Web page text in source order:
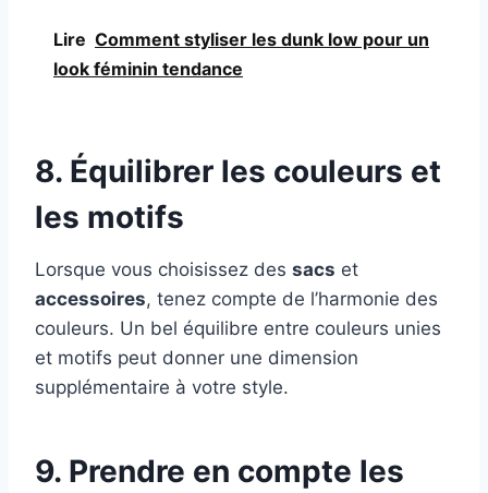
Lire Comment styliser les dunk low pour un
look féminin tendance
8. Équilibrer les couleurs et
les motifs
Lorsque vous choisissez des sacs et
accessoires, tenez compte de l’harmonie des
couleurs. Un bel équilibre entre couleurs unies
et motifs peut donner une dimension
supplémentaire à votre style.
9. Prendre en compte les